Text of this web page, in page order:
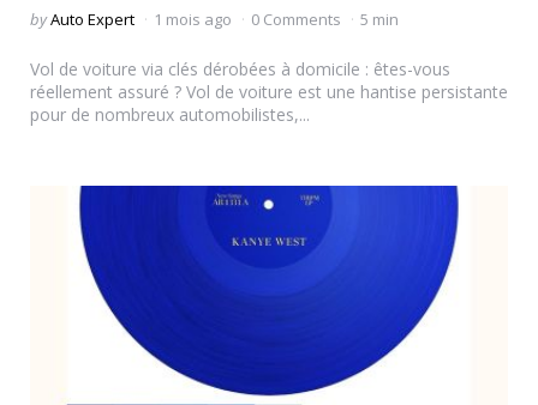
Posted
byAuto Expert 1 mois ago 0 Comments 5 min
Vol de voiture via clés dérobées à domicile : êtes-vous
réellement assuré ? Vol de voiture est une hantise persistante
pour de nombreux automobilistes,...